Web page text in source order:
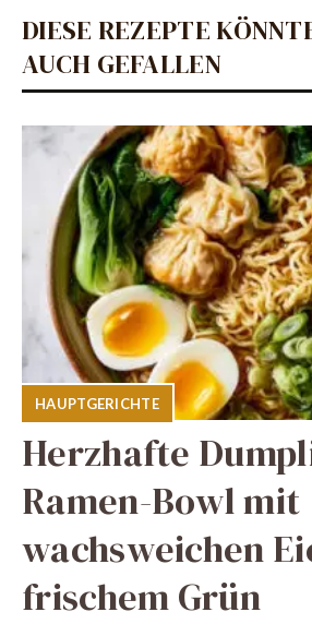
DIESE REZEPTE
AUCH GEFALLEN
HAUPTGERICHTE
Herzhafte
Ramen-Bowl mit
wachsweichen
frischem Grün